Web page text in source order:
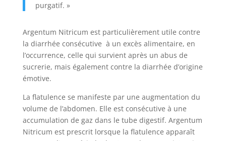
purgatif. »
Argentum Nitricum est particulièrement utile contre
la diarrhée consécutive à un excès alimentaire, en
l’occurrence, celle qui survient après un abus de
sucrerie, mais également contre la diarrhée d’origine
émotive.
La flatulence se manifeste par une augmentation du
volume de l’abdomen. Elle est consécutive à une
accumulation de gaz dans le tube digestif. Argentum
Nitricum est prescrit lorsque la flatulence apparaît